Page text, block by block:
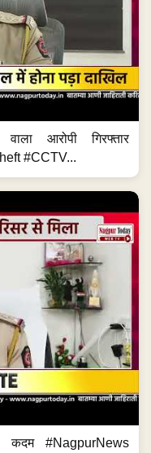
आरोपी गिरफ्तार
#CCTV...
कदम #NagpurNews